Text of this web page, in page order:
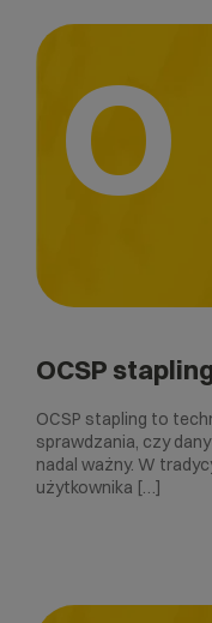
O
OCSP
OCSP stapling to
sprawdzania, czy
nadal ważny. W
użytkownika […]